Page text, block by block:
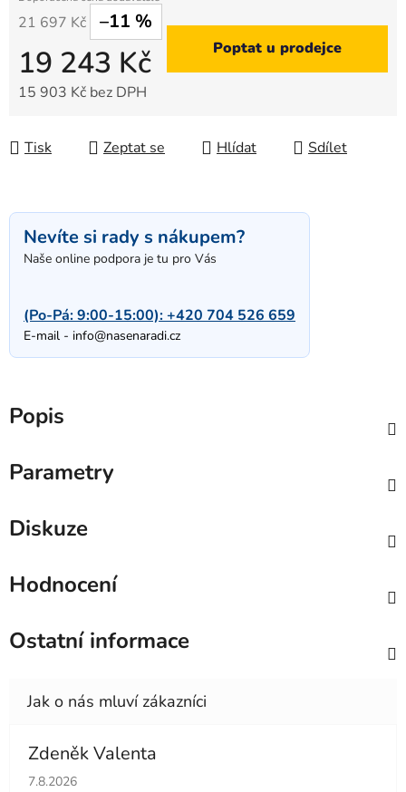
21 697 Kč –11 %
19 243 Kč
15 903 Kč bez DPH
Poptat u prodejce
Tisk Zeptat se Hlídat Sdílet
Nevíte si rady s nákupem?
Naše online podpora je tu pro Vás
(Po-Pá: 9:00-15:00):+420 704 526 659
E-mail - info@nasenaradi.cz
Popis
Parametry
Diskuze
Hodnocení
Ostatní informace
Zdeněk Valenta
Hodnocení obchodu je 5 z 5 hvězdiček.
7.8.2026